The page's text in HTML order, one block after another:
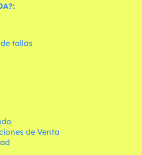
tallas
de Venta